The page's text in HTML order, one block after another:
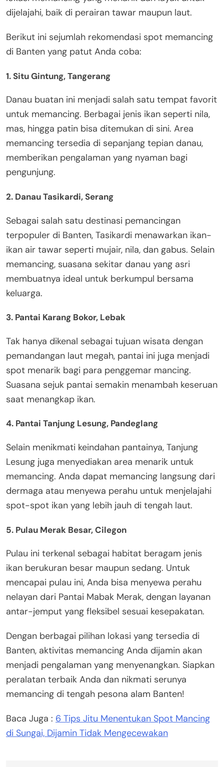
dijelajahi, baik di perairan tawar maupun laut.
Berikut ini sejumlah rekomendasi spot memancing
di Banten yang patut Anda coba:
1. Situ Gintung, Tangerang
Danau buatan ini menjadi salah satu tempat favorit
untuk memancing. Berbagai jenis ikan seperti nila,
mas, hingga patin bisa ditemukan di sini. Area
memancing tersedia di sepanjang tepian danau,
memberikan pengalaman yang nyaman bagi
pengunjung.
2. Danau Tasikardi, Serang
Sebagai salah satu destinasi pemancingan
terpopuler di Banten, Tasikardi menawarkan ikan-
ikan air tawar seperti mujair, nila, dan gabus. Selain
memancing, suasana sekitar danau yang asri
membuatnya ideal untuk berkumpul bersama
keluarga.
3. Pantai Karang Bokor, Lebak
Tak hanya dikenal sebagai tujuan wisata dengan
pemandangan laut megah, pantai ini juga menjadi
spot menarik bagi para penggemar mancing.
Suasana sejuk pantai semakin menambah keseruan
saat menangkap ikan.
4. Pantai Tanjung Lesung, Pandeglang
Selain menikmati keindahan pantainya, Tanjung
Lesung juga menyediakan area menarik untuk
memancing. Anda dapat memancing langsung dari
dermaga atau menyewa perahu untuk menjelajahi
spot-spot ikan yang lebih jauh di tengah laut.
5. Pulau Merak Besar, Cilegon
Pulau ini terkenal sebagai habitat beragam jenis
ikan berukuran besar maupun sedang. Untuk
mencapai pulau ini, Anda bisa menyewa perahu
nelayan dari Pantai Mabak Merak, dengan layanan
antar-jemput yang fleksibel sesuai kesepakatan.
Dengan berbagai pilihan lokasi yang tersedia di
Banten, aktivitas memancing Anda dijamin akan
menjadi pengalaman yang menyenangkan. Siapkan
peralatan terbaik Anda dan nikmati serunya
memancing di tengah pesona alam Banten!
Baca Juga : 6 Tips Jitu Menentukan Spot Mancing
di Sungai, Dijamin Tidak Mengecewakan